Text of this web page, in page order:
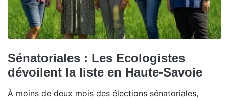
Sénatoriales : Les Ecologistes
dévoilent la liste en Haute-Savoie
À moins de deux mois des élections sénatoriales,